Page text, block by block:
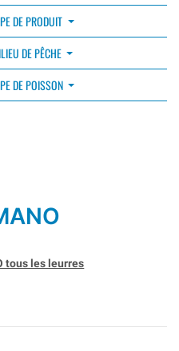
DE PRODUIT
DE PÊCHE
DE POISSON
tous les leurres